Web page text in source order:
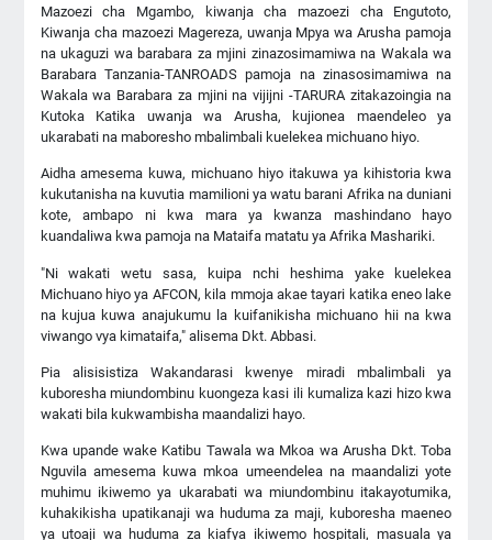
Mazoezi cha Mgambo, kiwanja cha mazoezi cha Engutoto,
Kiwanja cha mazoezi Magereza, uwanja Mpya wa Arusha pamoja
na ukaguzi wa barabara za mjini zinazosimamiwa na Wakala wa
Barabara Tanzania-TANROADS pamoja na zinasosimamiwa na
Wakala wa Barabara za mjini na vijijni -TARURA zitakazoingia na
Kutoka Katika uwanja wa Arusha, kujionea maendeleo ya
ukarabati na maboresho mbalimbali kuelekea michuano hiyo.
Aidha amesema kuwa, michuano hiyo itakuwa ya kihistoria kwa
kukutanisha na kuvutia mamilioni ya watu barani Afrika na duniani
kote, ambapo ni kwa mara ya kwanza mashindano hayo
kuandaliwa kwa pamoja na Mataifa matatu ya Afrika Mashariki.
"Ni wakati wetu sasa, kuipa nchi heshima yake kuelekea
Michuano hiyo ya AFCON, kila mmoja akae tayari katika eneo lake
na kujua kuwa anajukumu la kuifanikisha michuano hii na kwa
viwango vya kimataifa," alisema Dkt. Abbasi.
Pia alisisistiza Wakandarasi kwenye miradi mbalimbali ya
kuboresha miundombinu kuongeza kasi ili kumaliza kazi hizo kwa
wakati bila kukwambisha maandalizi hayo.
Kwa upande wake Katibu Tawala wa Mkoa wa Arusha Dkt. Toba
Nguvila amesema kuwa mkoa umeendelea na maandalizi yote
muhimu ikiwemo ya ukarabati wa miundombinu itakayotumika,
kuhakikisha upatikanaji wa huduma za maji, kuboresha maeneo
ya utoaji wa huduma za kiafya ikiwemo hospitali, masuala ya